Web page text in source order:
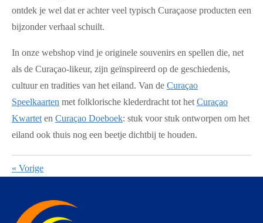
ontdek je wel dat er achter veel typisch Curaçaose producten een
bijzonder verhaal schuilt.
In onze webshop vind je originele souvenirs en spellen die, net
als de Curaçao-likeur, zijn geïnspireerd op de geschiedenis,
cultuur en tradities van het eiland. Van de Curaçao
Speelkaarten met folklorische klederdracht tot het Curaçao
Kwartet en Curaçao Doeboek: stuk voor stuk ontworpen om het
eiland ook thuis nog een beetje dichtbij te houden.
« Vorige